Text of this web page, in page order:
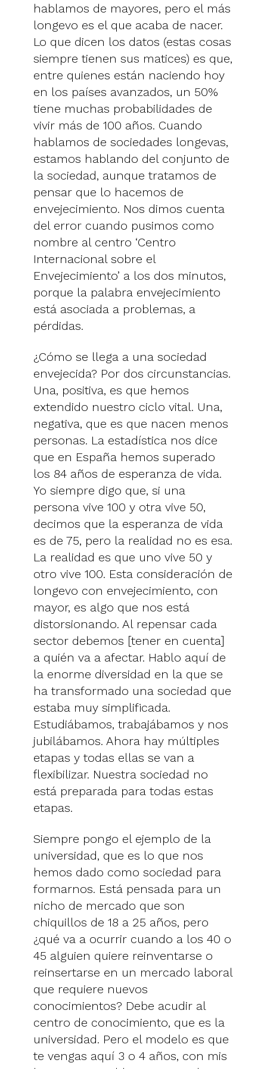
hablamos de mayores, pero el más
longevo es el que acaba de nacer.
Lo que dicen los datos (estas cosas
siempre tienen sus matices) es que,
entre quienes están naciendo hoy
en los países avanzados, un 50%
tiene muchas probabilidades de
vivir más de 100 años. Cuando
hablamos de sociedades longevas,
estamos hablando del conjunto de
la sociedad, aunque tratamos de
pensar que lo hacemos de
envejecimiento. Nos dimos cuenta
del error cuando pusimos como
nombre al centro ‘Centro
Internacional sobre el
Envejecimiento’ a los dos minutos,
porque la palabra envejecimiento
está asociada a problemas, a
pérdidas.
¿Cómo se llega a una sociedad
envejecida? Por dos circunstancias.
Una, positiva, es que hemos
extendido nuestro ciclo vital. Una,
negativa, que es que nacen menos
personas. La estadística nos dice
que en España hemos superado
los 84 años de esperanza de vida.
Yo siempre digo que, si una
persona vive 100 y otra vive 50,
decimos que la esperanza de vida
es de 75, pero la realidad no es esa.
La realidad es que uno vive 50 y
otro vive 100. Esta consideración de
longevo con envejecimiento, con
mayor, es algo que nos está
distorsionando. Al repensar cada
sector debemos [tener en cuenta]
a quién va a afectar. Hablo aquí de
la enorme diversidad en la que se
ha transformado una sociedad que
estaba muy simplificada.
Estudiábamos, trabajábamos y nos
jubilábamos. Ahora hay múltiples
etapas y todas ellas se van a
flexibilizar. Nuestra sociedad no
está preparada para todas estas
etapas.
Siempre pongo el ejemplo de la
universidad, que es lo que nos
hemos dado como sociedad para
formarnos. Está pensada para un
nicho de mercado que son
chiquillos de 18 a 25 años, pero
¿qué va a ocurrir cuando a los 40 o
45 alguien quiere reinventarse o
reinsertarse en un mercado laboral
que requiere nuevos
conocimientos? Debe acudir al
centro de conocimiento, que es la
universidad. Pero el modelo es que
te vengas aquí 3 o 4 años, con mis